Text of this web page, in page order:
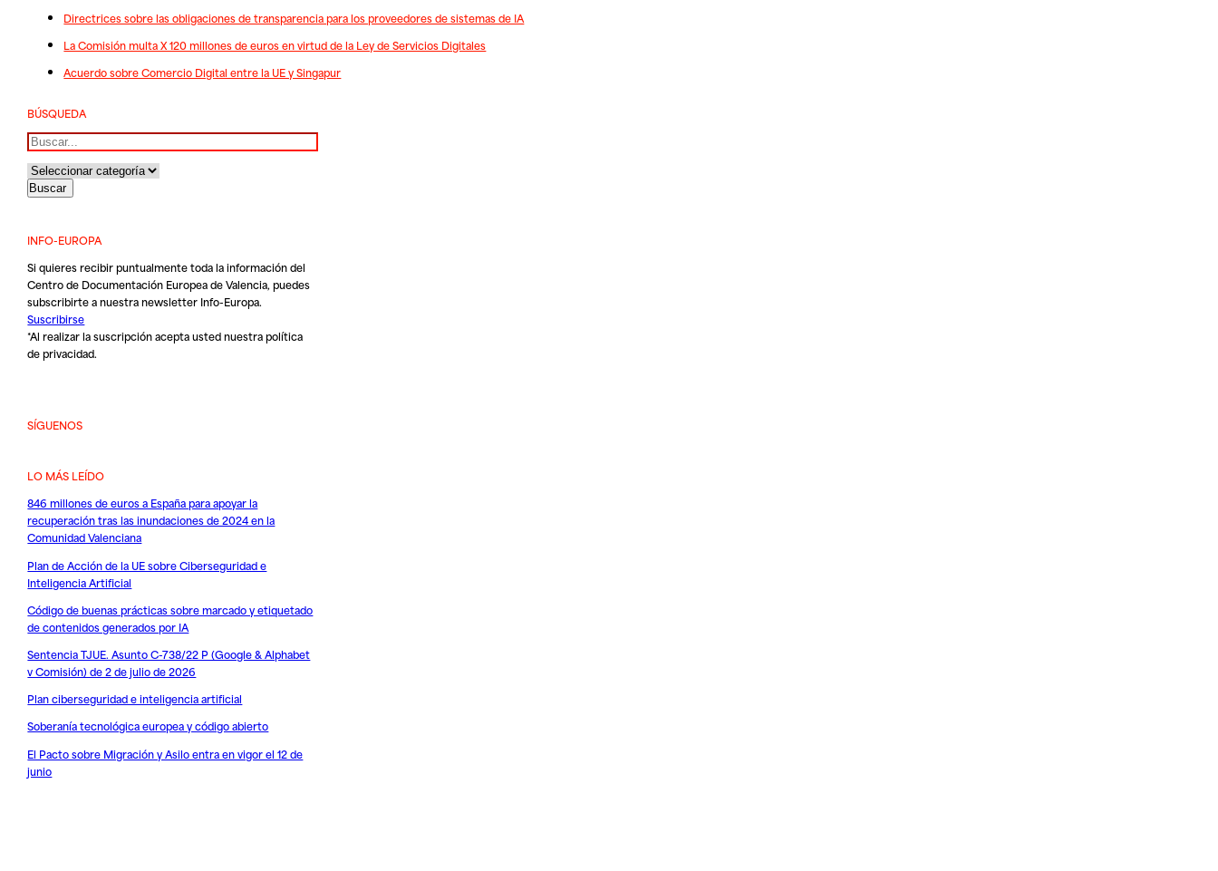
Directrices sobre las obligaciones de transparencia para los proveedores de sistemas de IA
La Comisión multa X 120 millones de euros en virtud de la Ley de Servicios Digitales
Acuerdo sobre Comercio Digital entre la UE y Singapur
BÚSQUEDA
Buscar
INFO-EUROPA
Si quieres recibir puntualmente toda la información del
Centro de Documentación Europea de Valencia, puedes
subscribirte a nuestra newsletter Info-Europa.
Suscribirse
*Al realizar la suscripción acepta usted nuestrapolítica
de privacidad.
SÍGUENOS
LO MÁS LEÍDO
846 millones de euros a España para apoyar la
recuperación tras las inundaciones de 2024 en la
Comunidad Valenciana
Plan de Acción de la UE sobre Ciberseguridad e
Inteligencia Artificial
Código de buenas prácticas sobre marcado y etiquetado
de contenidos generados por IA
Sentencia TJUE. Asunto C-738/22 P (Google & Alphabet
v Comisión) de 2 de julio de 2026
Plan ciberseguridad e inteligencia artificial
Soberanía tecnológica europea y código abierto
El Pacto sobre Migración y Asilo entra en vigor el 12 de
junio